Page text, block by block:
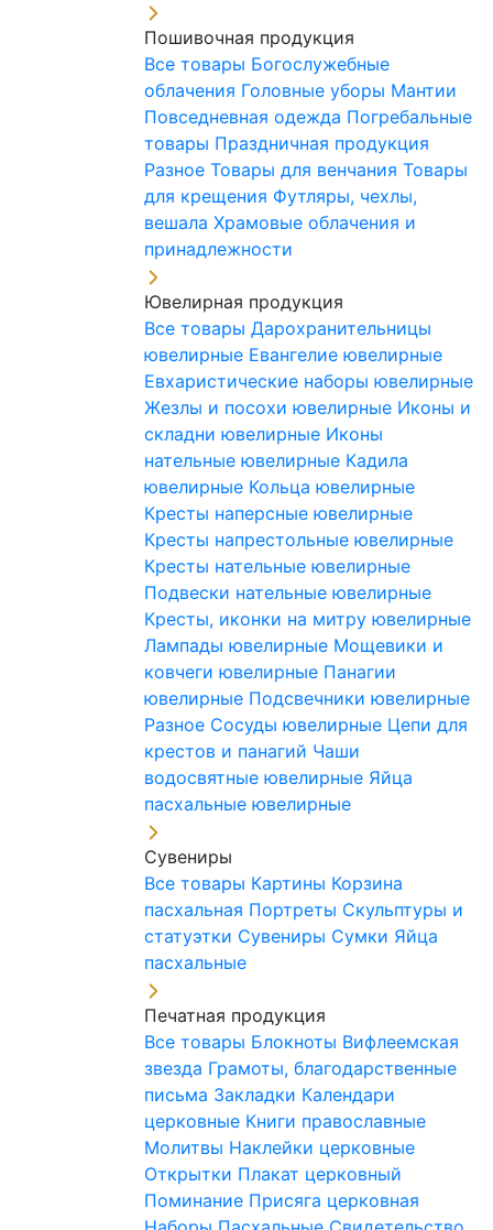
Пошивочная продукция
Все товары Богослужебные
облачения Головные уборы Мантии
Повседневная одежда Погребальные
товары Праздничная продукция
Разное Товары для венчания Товары
для крещения Футляры, чехлы,
вешала Храмовые облачения и
принадлежности
Ювелирная продукция
Все товары Дарохранительницы
ювелирные Евангелие ювелирные
Евхаристические наборы ювелирные
Жезлы и посохи ювелирные Иконы и
складни ювелирные Иконы
нательные ювелирные Кадила
ювелирные Кольца ювелирные
Кресты наперсные ювелирные
Кресты напрестольные ювелирные
Кресты нательные ювелирные
Подвески нательные ювелирные
Кресты, иконки на митру ювелирные
Лампады ювелирные Мощевики и
ковчеги ювелирные Панагии
ювелирные Подсвечники ювелирные
Разное Сосуды ювелирные Цепи для
крестов и панагий Чаши
водосвятные ювелирные Яйца
пасхальные ювелирные
Сувениры
Все товары Картины Корзина
пасхальная Портреты Скульптуры и
статуэтки Сувениры Сумки Яйца
пасхальные
Печатная продукция
Все товары Блокноты Вифлеемская
звезда Грамоты, благодарственные
письма Закладки Календари
церковные Книги православные
Молитвы Наклейки церковные
Открытки Плакат церковный
Поминание Присяга церковная